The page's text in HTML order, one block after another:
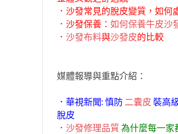
．沙發常見的脫皮變質，如何
．沙發保養： 如何保養牛皮沙
． 沙發布料與沙發皮的比較
媒體報導與重點介紹：
．華視新聞: 慎防二囊皮 裝高
脫皮
． 沙發修理品質為什麼每一家